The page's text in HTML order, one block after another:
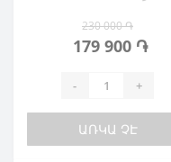
230 000 ֏
179 900 ֏
- +
ԱՌԿԱ ՉԷ